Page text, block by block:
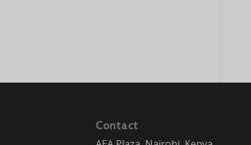
Contact